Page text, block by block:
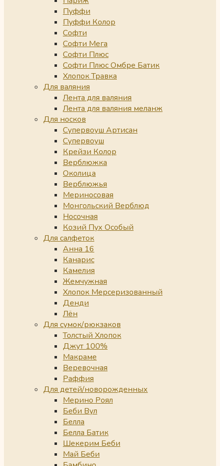
Пуффи
Пуффи Колор
Софти
Софти Мега
Софти Плюс
Софти Плюс Омбре Батик
Хлопок Травка
Для валяния
Лента для валяния
Лента для валяния меланж
Для носков
Супервоуш Артисан
Супервоуш
Крейзи Колор
Верблюжка
Околица
Верблюжья
Мериносовая
Монгольский Верблюд
Носочная
Козий Пух Особый
Для салфеток
Анна 16
Канарис
Камелия
Жемчужная
Хлопок Мерсеризованный
Денди
Лён
Для сумок/рюкзаков
Толстый Хлопок
Джут 100%
Макраме
Веревочная
Раффия
Для детей/новорожденных
Мерино Роял
Беби Вул
Белла
Белла Батик
Шекерим Беби
Май Беби